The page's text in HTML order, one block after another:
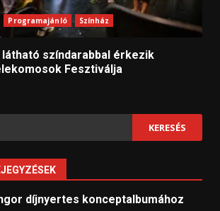
Programajánló Színház
látható színdarabbal érkezik
Fesztiválja
díjnyertes konceptalbumához